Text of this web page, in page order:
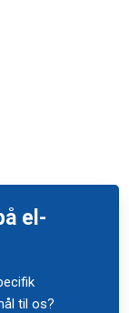
el-
til os?